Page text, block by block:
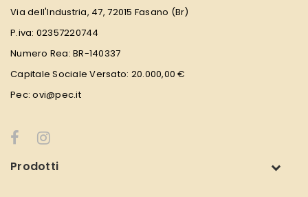
Via dell'Industria, 47, 72015 Fasano (Br)
P.iva: 02357220744
Numero Rea: BR-140337
Capitale Sociale Versato: 20.000,00 €
Pec: ovi@pec.it
Prodotti